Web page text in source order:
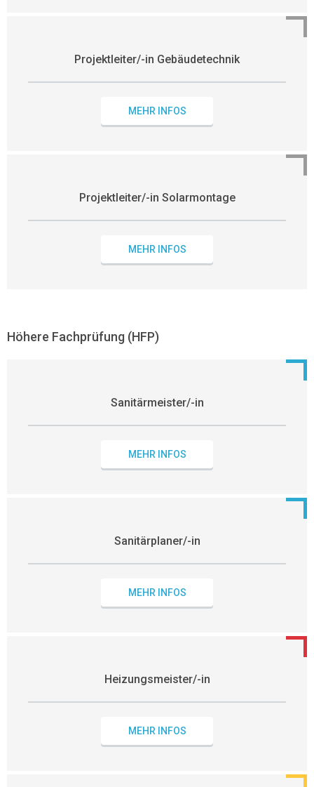
Projektleiter/-in Gebäudetechnik
MEHR INFOS
Projektleiter/-in Solarmontage
MEHR INFOS
Höhere Fachprüfung (HFP)
Sanitärmeister/-in
MEHR INFOS
Sanitärplaner/-in
MEHR INFOS
Heizungsmeister/-in
MEHR INFOS